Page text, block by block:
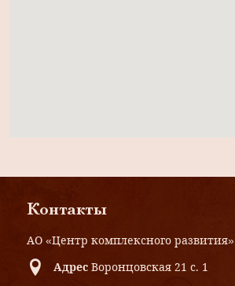
Контакты
АО «Центр комплексного развития»
Адрес Воронцовская 21 с. 1